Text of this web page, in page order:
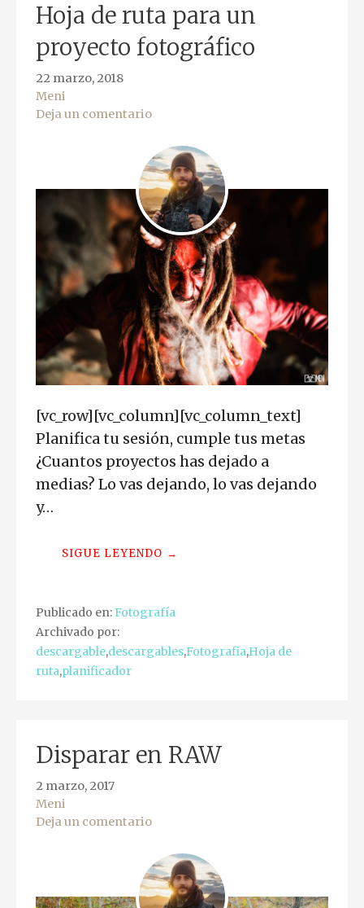
Hoja de ruta para un
proyecto fotográfico
22 marzo, 2018
Meni
Deja un comentario
[vc_row][vc_column][vc_column_text]
Planifica tu sesión, cumple tus metas
¿Cuantos proyectos has dejado a
medias? Lo vas dejando, lo vas dejando
y…
SIGUE LEYENDO →
Publicado en:Fotografía
Archivado por:
descargable,descargables,Fotografia,Hoja de
ruta,planificador
Disparar en RAW
2 marzo, 2017
Meni
Deja un comentario